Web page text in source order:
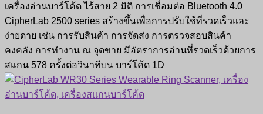
เครื่องอ่านบาร์โค้ด ไร้สาย 2 มิติ การเชื่อมต่อ Bluetooth 4.0
CipherLab 2500 series สร้างขึ้นเพื่อการปรับใช้ที่รวดเร็วและ
ง่ายดาย เช่น การรับสินค้า การจัดส่ง การตรวจสอบสินค้า
คงคลัง การทำงาน ณ จุดขาย มีอัตราการอ่านที่รวดเร็วด้วยการ
สแกน 578 ครั้งต่อวินาทีบน บาร์โค้ด 1D